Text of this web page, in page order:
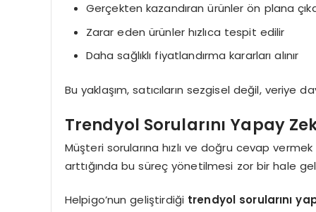
Gerçekten kazandıran ürünler ön plana
Zarar eden ürünler hızlıca tespit edilir
Daha sağlıklı fiyatlandırma kararları alınır
Bu yaklaşım, satıcıların sezgisel değil, veriye
Trendyol Sorularını Yapay
Müşteri sorularına hızlı ve doğru cevap
arttığında bu süreç yönetilmesi zor bir hale
Helpigo’nun geliştirdiği trendyol sorularını